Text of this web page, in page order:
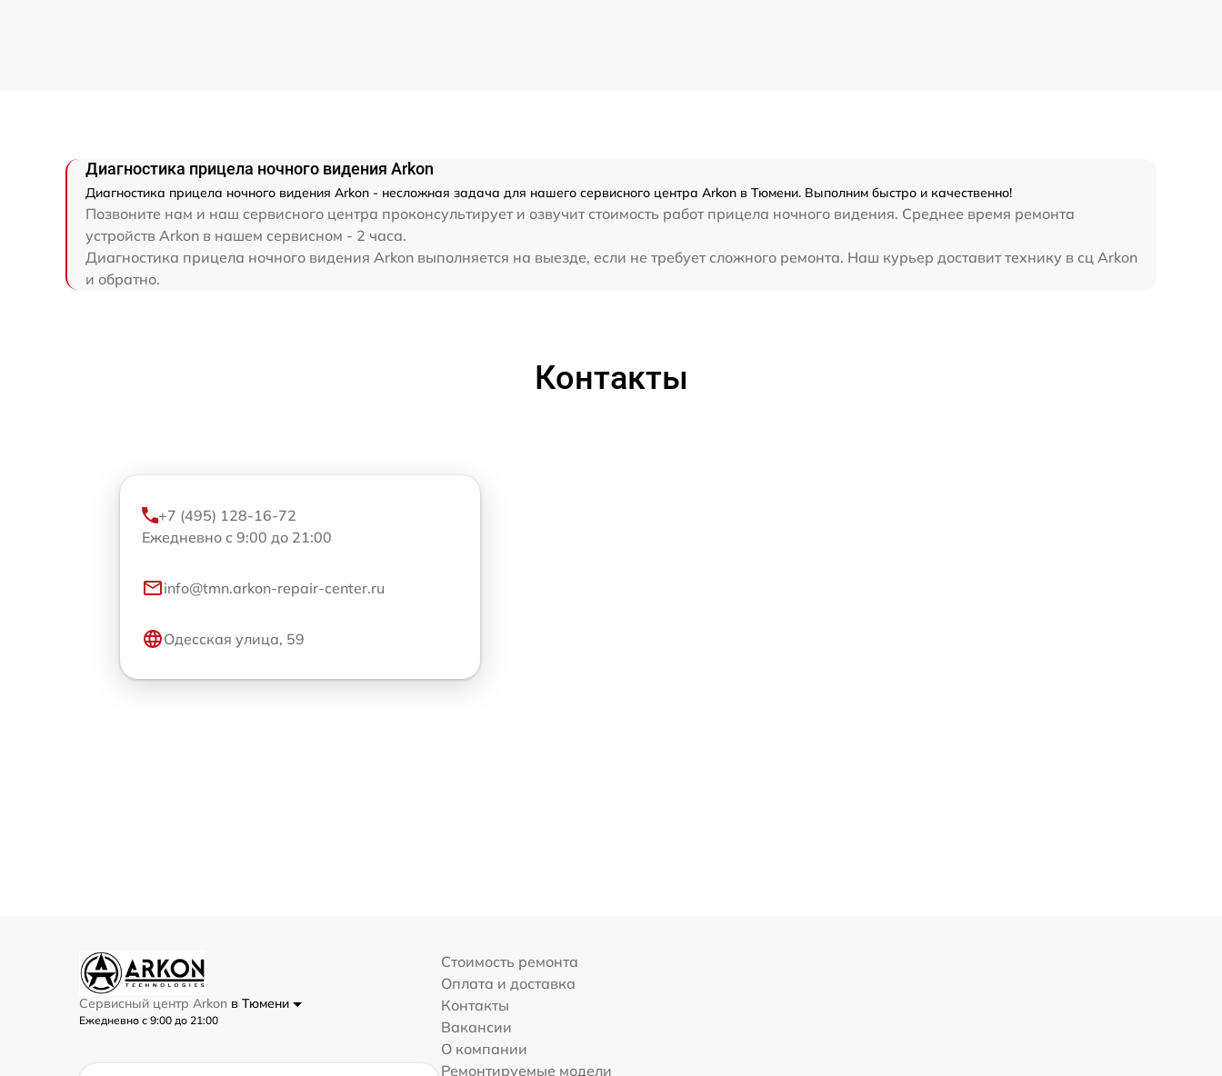
Диагностика прицела ночного видения Arkon
Диагностика прицела ночного видения Arkon - несложная задача для нашего сервисного центра Arkon в Тюмени. Выполним быстро и качественно!
Позвоните нам и наш сервисного центра проконсультирует и озвучит стоимость работ прицела ночного видения. Среднее время ремонта
устройств Arkon в нашем сервисном - 2 часа.
Диагностика прицела ночного видения Arkon выполняется на выезде, если не требует сложного ремонта. Наш курьер доставит технику в сц Arkon
и обратно.
Контакты
+7 (495) 128-16-72
Ежедневно с 9:00 до 21:00
info@tmn.arkon-repair-center.ru
Одесская улица, 59
Сервисный центр Arkon в Тюмени
Ежедневно с 9:00 до 21:00
Стоимость ремонта
Оплата и доставка
Контакты
Вакансии
О компании
Ремонтируемые модели